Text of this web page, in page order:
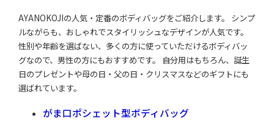
AYANOKOJIの人気・定番のボディバッグをご紹介します。 シンプ
ルながらも、おしゃれでスタイリッシュなデザインが人気です。
性別や年齢を選ばない、多くの方に使っていただけるボディバッ
グなので、男性の方にもおすすめです。 自分用はもちろん、誕生
日のプレゼントや母の日・父の日・クリスマスなどのギフトにも
選ばれています。
がま口ポシェット型ボディバッグ